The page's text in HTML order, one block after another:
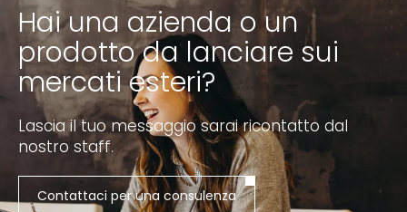
Hai una azienda o un
prodotto da lanciare sui
mercati esteri?
Lascia il tuo messaggio sarai ricontatto dal
nostro staff.
Contattaci per una consulenza